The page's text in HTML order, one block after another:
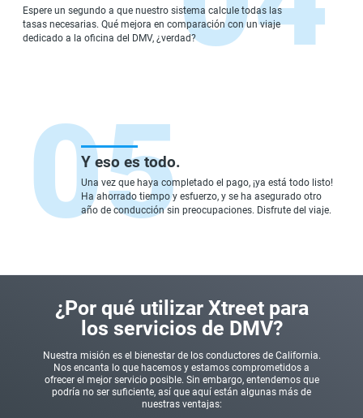
Espere un segundo a que nuestro sistema calcule todas las
tasas necesarias. Qué mejora en comparación con un viaje
dedicado a la oficina del DMV, ¿verdad?
Y eso es todo.
Una vez que haya completado el pago, ¡ya está todo listo!
Ha ahorrado tiempo y esfuerzo, y se ha asegurado otro
año de conducción sin preocupaciones. Disfrute del viaje.
¿Por qué utilizar Xtreet para
los servicios de DMV?
Nuestra misión es el bienestar de los conductores de California.
Nos encanta lo que hacemos y estamos comprometidos a
ofrecer el mejor servicio posible. Sin embargo, entendemos que
podría no ser suficiente, así que aquí están algunas más de
nuestras ventajas: